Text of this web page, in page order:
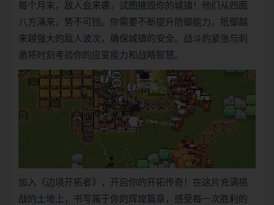
每个月末，敌人会来袭，试图摧毁你的城镇！他们从四面
八方涌来，势不可挡。你需要不断提升防御能力，抵御越
来越强大的敌人波次，确保城镇的安全。战斗的紧张与刺
激将时刻考验你的应变能力和战略智慧。
加入《边境开拓者》，开启你的开拓传奇！在这片充满挑
战的土地上，书写属于你的辉煌篇章，感受每一次胜利的